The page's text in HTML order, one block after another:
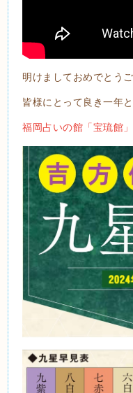
明けましておめでとうご
皆様にとって良き一年
福岡占いの館「宝琉館」